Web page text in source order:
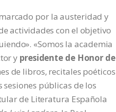
por la austeridad y
actividades con el objetivo
«Somos la academia
y presidente de Honor de
de libros, recitales poéticos
sesiones públicas de los
de Literatura Española